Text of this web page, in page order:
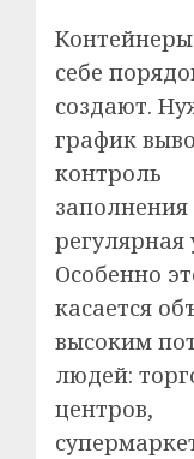
себе
создают.
график
контроль
заполнения
регулярная
Особенно
касается
высоким
людей:
центров,